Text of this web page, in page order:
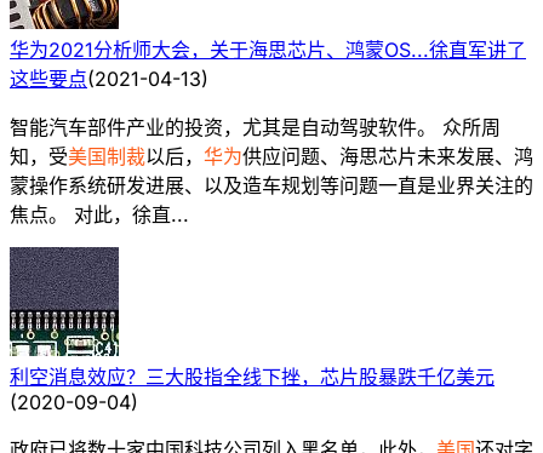
华为2021分析师大会，关于海思芯片、鸿蒙OS...徐直军讲了
这些要点(2021-04-13)
智能汽车部件产业的投资，尤其是自动驾驶软件。 众所周
知，受美国制裁以后， 华为供应问题、海思芯片未来发展、鸿
蒙操作系统研发进展、以及造车规划等问题一直是业界关注的
焦点。 对此，徐直...
利空消息效应？三大股指全线下挫，芯片股暴跌千亿美元
(2020-09-04)